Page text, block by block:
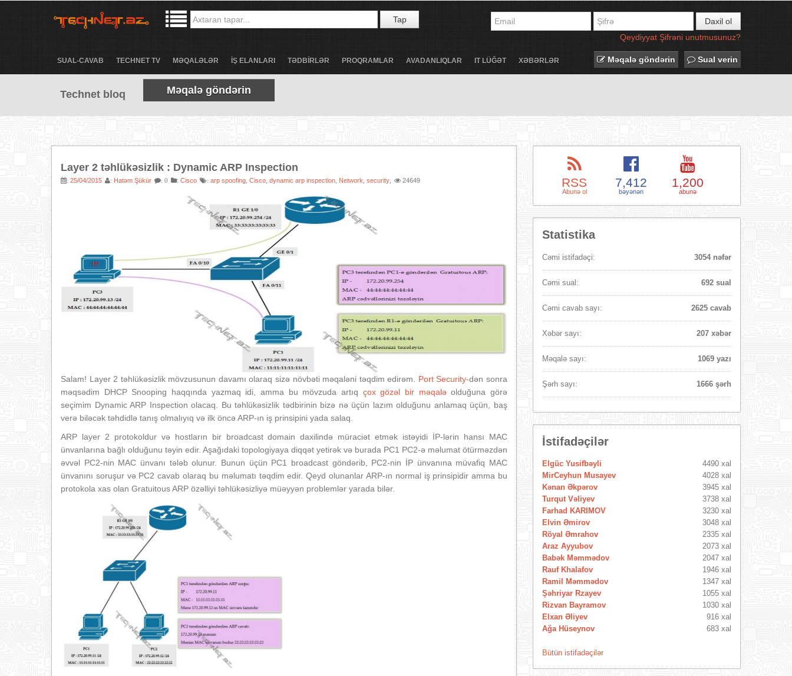
Tap
Daxil ol
Qeydiyyat Şifrəni unutmusunuz?
SUAL-CAVAB TECHNET TV MƏQALƏLƏR İŞ ELANLARI TƏDBİRLƏR PROQRAMLAR AVADANLIQLAR IT LÜĞƏT XƏBƏRLƏR Məqalə göndərin Sual verin
Technet bloq Məqalə göndərin
Layer 2 təhlükəsizlik : Dynamic ARP Inspection
: 25/04/2015 : Hatəm Şükür : 0 : Cisco : arp spoofing Cisco dynamic arp inspection Network security 24649
Salam! Layer 2 təhlükəsizlik mövzusunun davamı olaraq sizə növbəti məqaləni təqdim edirəm. Port Security-dən sonra
məqsədim DHCP Snooping haqqında yazmaq idi, amma bu mövzuda artıq çox gözəl bir məqaləolduğuna görə
seçimim Dynamic ARP Inspection olacaq. Bu təhlükəsizlik tədbirinin bizə nə üçün lazım olduğunu anlamaq üçün, baş
verə biləcək təhdidlə tanış olmalıyıq və ilk öncə ARP-ın iş prinsipini yada salaq.
ARP layer 2 protokoldur və hostların bir broadcast domain daxilində müraciət etmək istəyidi İP-lərin hansı MAC
ünvanlarına bağlı olduğunu təyin edir. Aşağıdaki topologiyaya diqqət yetirək və burada PC1 PC2-ə məlumat ötürməzdən
əvvəl PC2-nin MAC ünvanı tələb olunur. Bunun üçün PC1 broadcast göndərib, PC2-nin İP ünvanına müvafiq MAC
ünvanını soruşur və PC2 cavab olaraq bu məlumatı təqdim edir. Qeyd olunanlar ARP-ın normal iş prinsipidir amma bu
protokola xas olan Gratuitous ARP özəlliyi təhlükəsizliyə müəyyən problemlər yarada bilər.
RSS
Abunə ol
7,412
bəyənən
1,200
abunə
Statistika
Cəmi istifadəçi: 3054 nəfər
Cəmi sual: 692 sual
Cəmi cavab sayı: 2625 cavab
Xəbər sayı: 207 xəbər
Məqalə sayı: 1069 yazı
Şərh sayı: 1666 şərh
İstifadəçilər
Elgüc Yusifbəyli
4490 xal
MirCeyhun Musayev
4028 xal
Kənan Əkpərov
3945 xal
Turqut Vəliyev
3738 xal
Farhad KARIMOV
3230 xal
Elvin Əmirov
3048 xal
Röyal Əmrahov
2335 xal
Araz Ayyubov
2073 xal
Babək Məmmədov
2047 xal
Rauf Khalafov
1946 xal
Ramil Məmmədov
1347 xal
Şəhriyar Rzayev
1055 xal
Rizvan Bayramov
1030 xal
Elxan Əliyev
916 xal
Ağa Hüseynov
683 xal
Bütün istifadəçilər